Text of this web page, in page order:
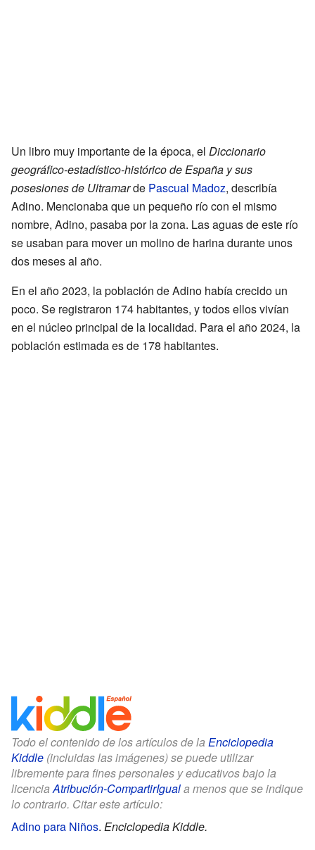
Un libro muy importante de la época, el Diccionario
geográfico-estadístico-histórico de España y sus
posesiones de Ultramarde Pascual Madoz, describía
Adino. Mencionaba que un pequeño río con el mismo
nombre, Adino, pasaba por la zona. Las aguas de este río
se usaban para mover un molino de harina durante unos
dos meses al año.
En el año 2023, la población de Adino había crecido un
poco. Se registraron 174 habitantes, y todos ellos vivían
en el núcleo principal de la localidad. Para el año 2024, la
población estimada es de 178 habitantes.
Todo el contenido de los artículos de la Enciclopedia
Kiddle (incluidas las imágenes) se puede utilizar
libremente para fines personales y educativos bajo la
licenciaAtribución-CompartirIguala menos que se indique
lo contrario. Citar este artículo:
Adino para Niños. Enciclopedia Kiddle.